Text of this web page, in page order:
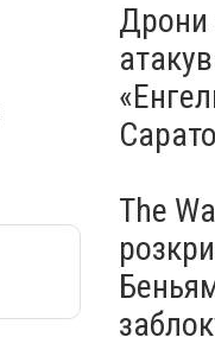
Дрони
The